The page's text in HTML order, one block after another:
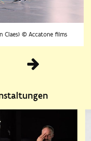
Claes) © Accatone films
Vorherige